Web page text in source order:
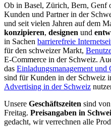
Ob in Basel, Zürich, Bern, Genf
Kunden und Partner in der
und seit vielen Jahren auf dem
konzipieren, designen und
in Sachen barrierefreie
für den schweizer Markt,
E-Commerce in der Schweiz.
das Einladungsmanagement und
sind für Kunden in der Schweiz
Advertising in der Schweiz
Unsere Geschäftszeiten sind
Freitag. Preisangaben in
gedacht, wir verrechnen alle